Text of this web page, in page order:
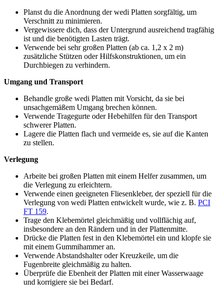
Planst du die Anordnung der wedi Platten sorgfältig, um
Verschnitt zu minimieren.
Vergewissere dich, dass der Untergrund ausreichend tragfähig
ist und die benötigten Lasten trägt.
Verwende bei sehr großen Platten (ab ca. 1,2 x 2 m)
zusätzliche Stützen oder Hilfskonstruktionen, um ein
Durchbiegen zu verhindern.
Umgang und Transport
Behandle große wedi Platten mit Vorsicht, da sie bei
unsachgemäßem Umgang brechen können.
Verwende Tragegurte oder Hebehilfen für den Transport
schwerer Platten.
Lagere die Platten flach und vermeide es, sie auf die Kanten
zu stellen.
Verlegung
Arbeite bei großen Platten mit einem Helfer zusammen, um
die Verlegung zu erleichtern.
Verwende einen geeigneten Fliesenkleber, der speziell für die
Verlegung von wedi Platten entwickelt wurde, wie z. B. PCI
FT 159.
Trage den Klebemörtel gleichmäßig und vollflächig auf,
insbesondere an den Rändern und in der Plattenmitte.
Drücke die Platten fest in den Klebemörtel ein und klopfe sie
mit einem Gummihammer an.
Verwende Abstandshalter oder Kreuzkeile, um die
Fugenbreite gleichmäßig zu halten.
Überprüfe die Ebenheit der Platten mit einer Wasserwaage
und korrigiere sie bei Bedarf.